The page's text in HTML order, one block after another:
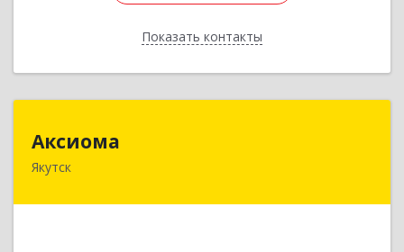
Показать контакты
Назад
Аксиома
Якутск677000, Саха /Якутия/ Респ, Якутск г, Чиряева